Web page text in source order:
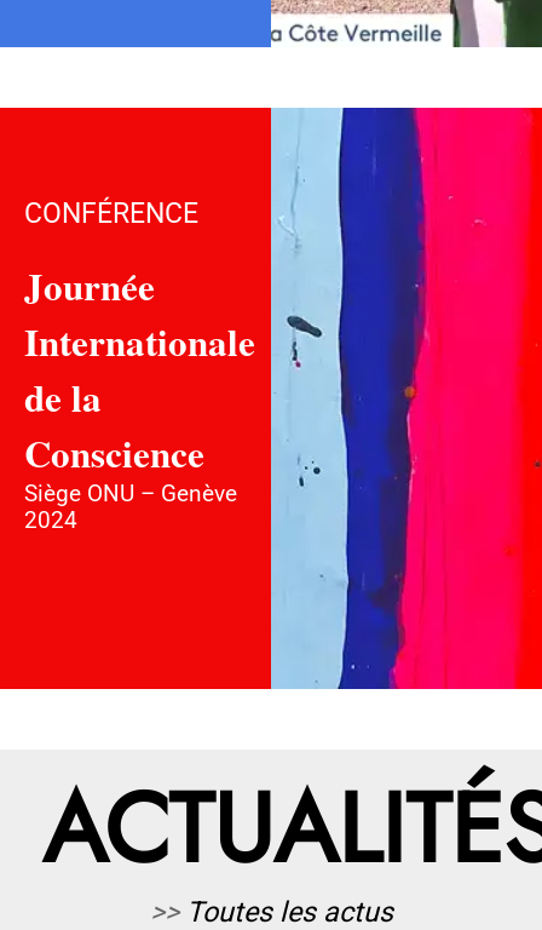
CONFÉRENCE
Journée
Internationale
de la
Conscience
Siège ONU – Genève
2024
>> Toutes les actus